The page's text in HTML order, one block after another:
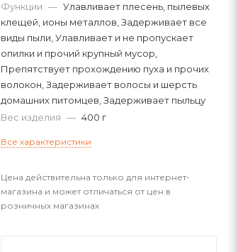
Функции — Улавливает плесень, пылевых
клещей, ионы металлов, Задерживает все
виды пыли, Улавливает и не пропускает
опилки и прочий крупный мусор,
Препятствует прохождению пуха и прочих
волокон, Задерживает волосы и шерсть
домашних питомцев, Задерживает пыльцу
Вес изделия — 400 г
Все характеристики
Цена действительна только для интернет-
магазина и может отличаться от цен в
розничных магазинах